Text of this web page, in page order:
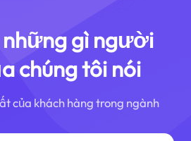
những gì người
chúng tôi nói
của khách hàng trong ngành